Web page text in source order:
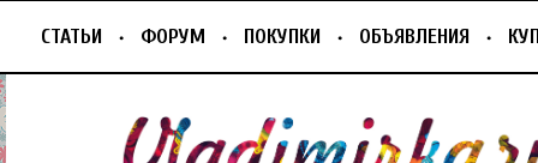
СТАТЬИ ФОРУМ ПОКУПКИ ОБЪЯВЛЕНИЯ